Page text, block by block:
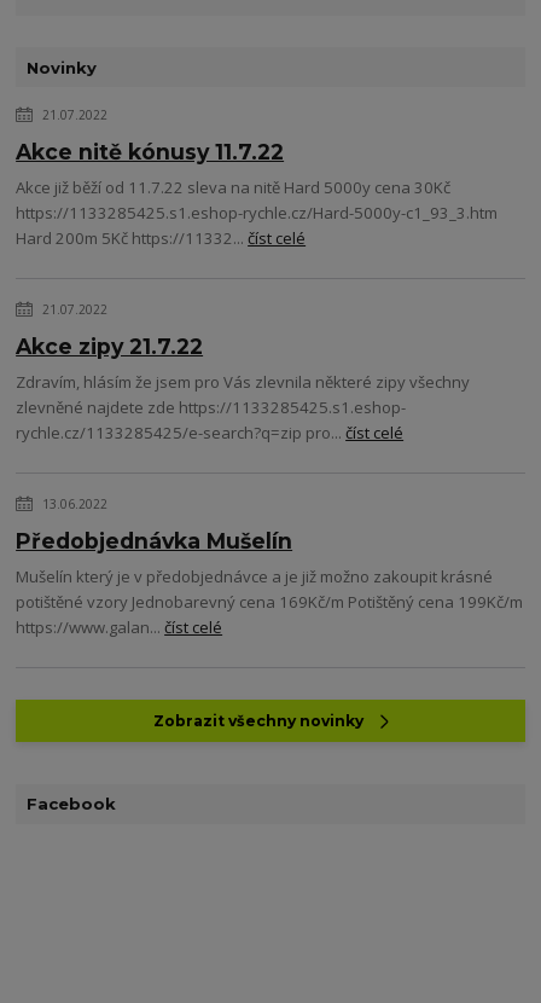
Novinky
21.07.2022
Akce nitě kónusy 11.7.22
Akce již běží od 11.7.22 sleva na nitě Hard 5000y cena 30Kč
https://1133285425.s1.eshop-rychle.cz/Hard-5000y-c1_93_3.htm
Hard 200m 5Kč https://11332...číst celé
21.07.2022
Akce zipy 21.7.22
Zdravím, hlásím že jsem pro Vás zlevnila některé zipy všechny
zlevněné najdete zde https://1133285425.s1.eshop-
rychle.cz/1133285425/e-search?q=zip pro...číst celé
13.06.2022
Předobjednávka Mušelín
Mušelín který je v předobjednávce a je již možno zakoupit krásné
potištěné vzory Jednobarevný cena 169Kč/m Potištěný cena 199Kč/m
https://www.galan...číst celé
Zobrazit všechny novinky
Facebook